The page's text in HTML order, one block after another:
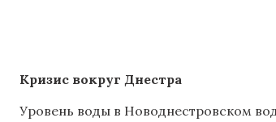
Кризис вокруг Днестра
Уровень воды в Новоднестровском